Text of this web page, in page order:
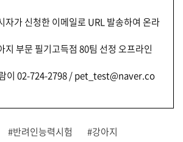
자가 신청한 이메일로 URL 발송하여 온라
지 부문 필기고득점 80팀 선정 오프라인
이 02-724-2798 / pet_test@naver.co
#반려인능력시험
#강아지